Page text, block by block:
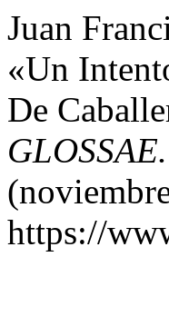
Juan
«Un
De
https://